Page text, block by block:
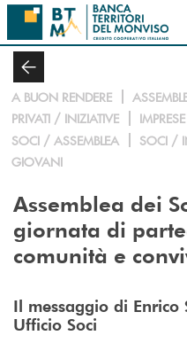
Salta al contenuto principale
A BUON RENDERE
PRIVATI / INIZIATIVE
SOCI / ASSEMBLEA
SOCI /
GIOVANI
Assemblea dei
giornata di
comunità e
Il messaggio di Enrico
Ufficio Soci